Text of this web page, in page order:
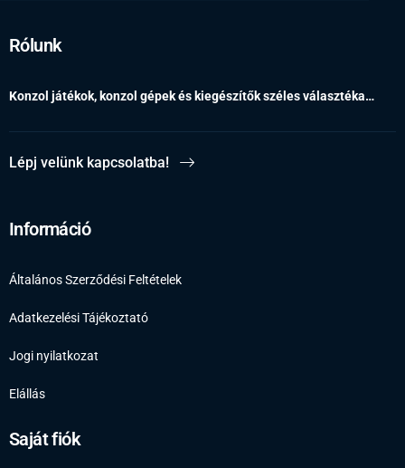
Rólunk
Konzol játékok, konzol gépek és kiegészítők széles választéka…
Lépj velünk kapcsolatba!
Információ
Általános Szerződési Feltételek
Adatkezelési Tájékoztató
Jogi nyilatkozat
Elállás
Saját fiók